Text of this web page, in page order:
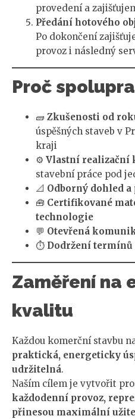
provedení a
Předání hotového
Po dokončení
provoz i následný
Proč
🧱 Zkušenosti od
úspěšných staveb v
kraji
⚙️ Vlastní realizační
stavební práce pod
📐 Odborný dohled
🧰 Certifikované
technologie
💬 Otevřená
⏱️ Dodržení termínů
Zaměření na
kvalitu
Každou komerční stavbu
praktická, energeticky
udržitelná.
Naším cílem je vytvořit
každodenní provoz,
přinesou maximální